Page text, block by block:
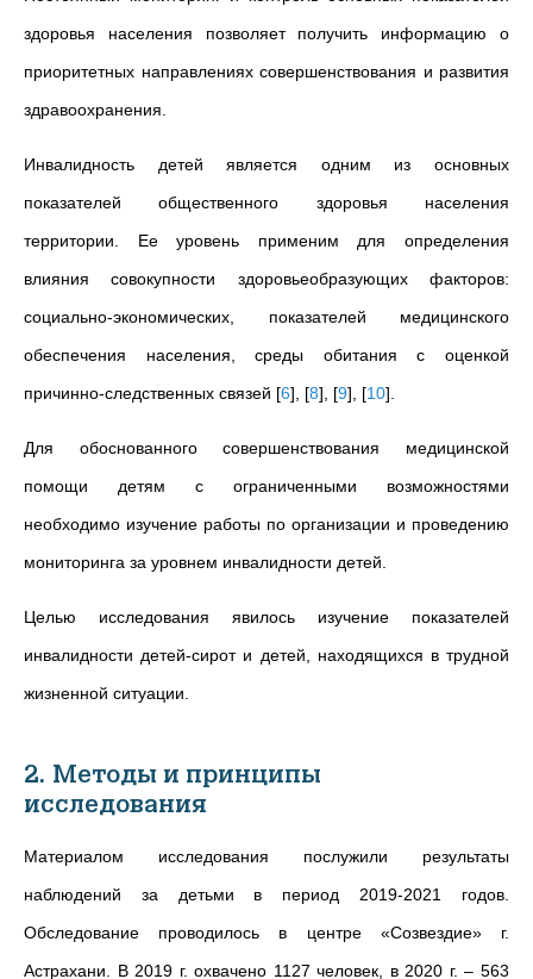
здоровья населения позволяет получить информацию о
приоритетных направлениях совершенствования и развития
здравоохранения.
Инвалидность детей является одним из основных
показателей общественного здоровья населения
территории. Ее уровень применим для определения
влияния совокупности здоровьеобразующих факторов:
социально-экономических, показателей медицинского
обеспечения населения, среды обитания с оценкой
причинно-следственных связей [6] [8] [9] [10]
Для обоснованного совершенствования медицинской
помощи детям с ограниченными возможностями
необходимо изучение работы по организации и проведению
мониторинга за уровнем инвалидности детей.
Целью исследования явилось изучение показателей
инвалидности детей-сирот и детей, находящихся в трудной
жизненной ситуации.
2. Методы и принципы
исследования
Материалом исследования послужили результаты
наблюдений за детьми в период 2019-2021 годов.
Обследование проводилось в центре «Созвездие» г.
Астрахани. В 2019 г. охвачено 1127 человек, в 2020 г. – 563